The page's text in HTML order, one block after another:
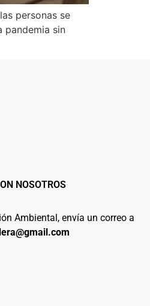
personas se
pandemia sin
NOSOTROS
Ambiental, envía un correo a